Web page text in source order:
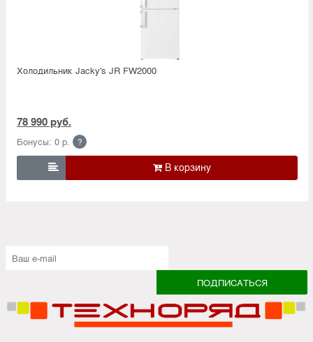
Холодильник Jacky's JR FW2000
78 990 руб.
Бонусы: 0 р. ?
